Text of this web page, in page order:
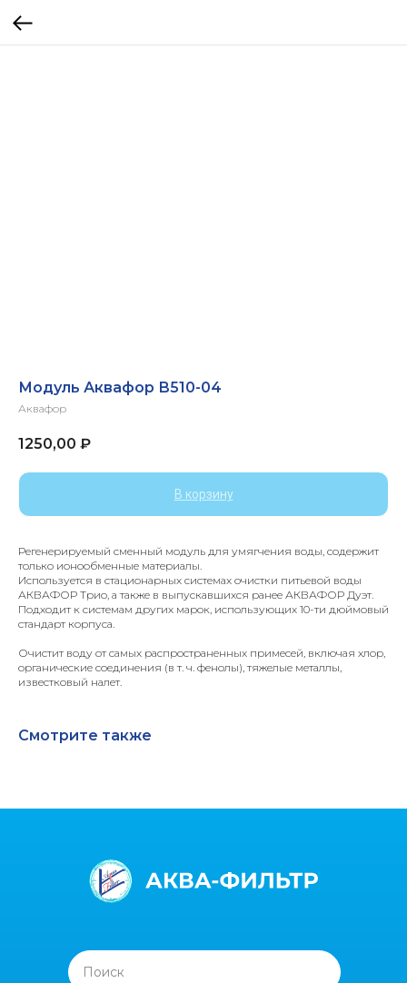
Модуль Аквафор В510-04
Аквафор
1250,00 ₽
В корзину
Регенерируемый сменный модуль для умягчения воды, содержит
только ионообменные материалы.
Используется в стационарных системах очистки питьевой воды
АКВАФОР Трио, а также в выпускавшихся ранее АКВАФОР Дуэт.
Подходит к системам других марок, использующих 10-ти дюймовый
стандарт корпуса.
Очистит воду от самых распространенных примесей, включая хлор,
органические соединения (в т. ч. фенолы), тяжелые металлы,
известковый налет.
Смотрите также
Поиск